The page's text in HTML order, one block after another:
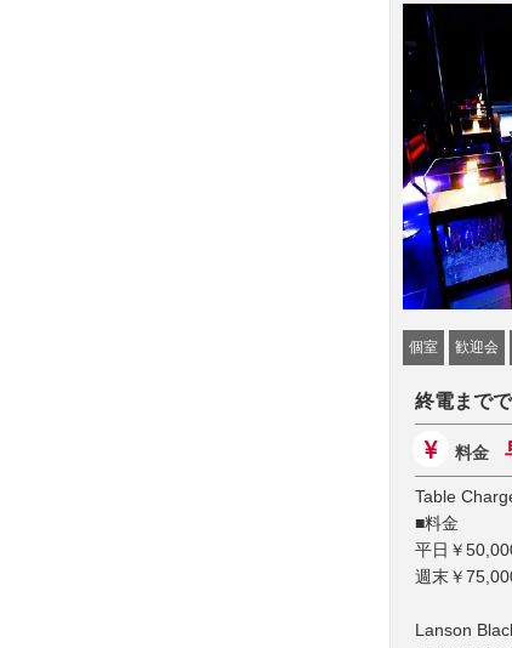
個室 歓迎会
終電まで
料金
Table
■料金
平日￥
週末￥
Lanson